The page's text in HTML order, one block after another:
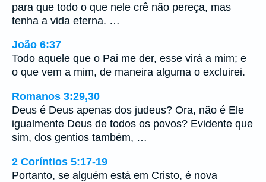
para que todo o que nele crê não pereça, mas
tenha a vida eterna. …
João 6:37
Todo aquele que o Pai me der, esse virá a mim; e
o que vem a mim, de maneira alguma o excluirei.
Romanos 3:29,30
Deus é Deus apenas dos judeus? Ora, não é Ele
igualmente Deus de todos os povos? Evidente que
sim, dos gentios também, …
2 Coríntios 5:17-19
Portanto, se alguém está em Cristo, é nova